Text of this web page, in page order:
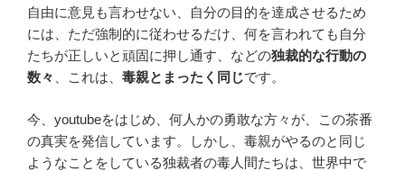
自由に意見も言わせない、自分の目的を達成させるため
には、ただ強制的に従わせるだけ、何を言われても自分
たちが正しいと頑固に押し通す、などの独裁的な行動の
数々
、これは、 毒親とまったく同じです。
今、youtubeをはじめ、何人かの勇敢な方々が、この茶番
の真実を発信しています。しかし、毒親がやるのと同じ
ようなことをしている独裁者の毒人間たちは、世界中で